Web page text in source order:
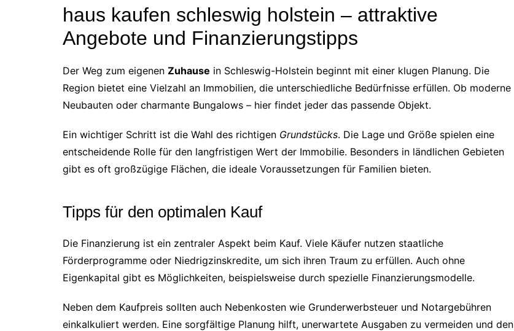
haus kaufen schleswig holstein – attraktive
Angebote und Finanzierungstipps
Der Weg zum eigenen Zuhause in Schleswig-Holstein beginnt mit einer klugen Planung. Die
Region bietet eine Vielzahl an Immobilien, die unterschiedliche Bedürfnisse erfüllen. Ob moderne
Neubauten oder charmante Bungalows – hier findet jeder das passende Objekt.
Ein wichtiger Schritt ist die Wahl des richtigen Grundstücks. Die Lage und Größe spielen eine
entscheidende Rolle für den langfristigen Wert der Immobilie. Besonders in ländlichen Gebieten
gibt es oft großzügige Flächen, die ideale Voraussetzungen für Familien bieten.
Tipps für den optimalen Kauf
Die Finanzierung ist ein zentraler Aspekt beim Kauf. Viele Käufer nutzen staatliche
Förderprogramme oder Niedrigzinskredite, um sich ihren Traum zu erfüllen. Auch ohne
Eigenkapital gibt es Möglichkeiten, beispielsweise durch spezielle Finanzierungsmodelle.
Neben dem Kaufpreis sollten auch Nebenkosten wie Grunderwerbsteuer und Notargebühren
einkalkuliert werden. Eine sorgfältige Planung hilft, unerwartete Ausgaben zu vermeiden und den